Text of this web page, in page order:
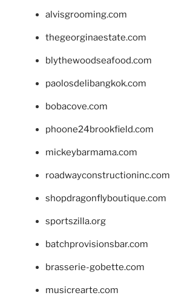
alvisgrooming.com
thegeorginaestate.com
blythewoodseafood.com
paolosdelibangkok.com
bobacove.com
phoone24brookfield.com
mickeybarmama.com
roadwayconstructioninc.com
shopdragonflyboutique.com
sportszilla.org
batchprovisionsbar.com
brasserie-gobette.com
musicrearte.com